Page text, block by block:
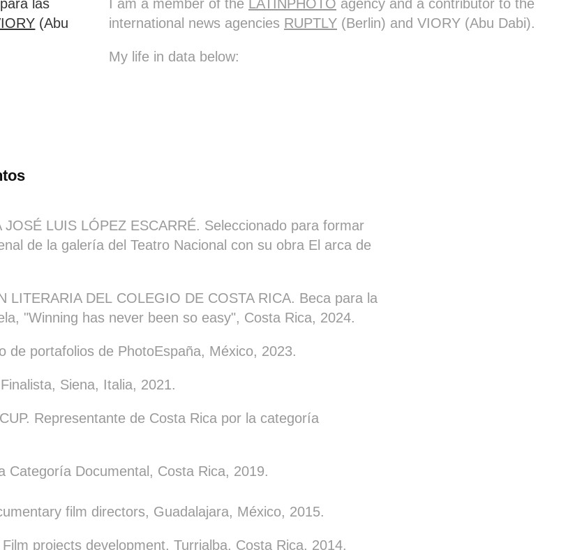
las
(Abu
I am a member of the LATINPHOTO agency and a contributor to the
international news agencies RUPTLY (Berlin) and VIORY (Abu Dabi).
My life in data below:
LUIS LÓPEZ ESCARRÉ. Seleccionado para formar
de la galería del Teatro Nacional con su obra El arca de
LITERARIA DEL COLEGIO DE COSTA RICA. Beca para la
"Winning has never been so easy", Costa Rica, 2024.
de portafolios de PhotoEspaña, México, 2023.
inalista, Siena, Italia, 2021.
Representante de Costa Rica por la categoría
Categoría Documental, Costa Rica, 2019.
film directors, Guadalajara, México, 2015.
projects development, Turrialba, Costa Rica, 2014.